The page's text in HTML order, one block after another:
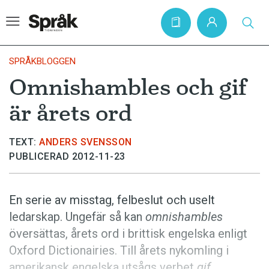
Hem
Artiklar
Krönikor
Språkfrågor
Bokrecensioner
Kviss
Podden
SPRÅKBLOGGEN
Omnishambles och gif
är årets ord
TEXT: ANDERS SVENSSON
PUBLICERAD 2012-11-23
En serie av misstag, felbeslut och uselt
ledarskap. Ungefär så kan omnishambles
översättas, årets ord i brittisk engelska enligt
Oxford Dictionairies. Till årets nykomling i